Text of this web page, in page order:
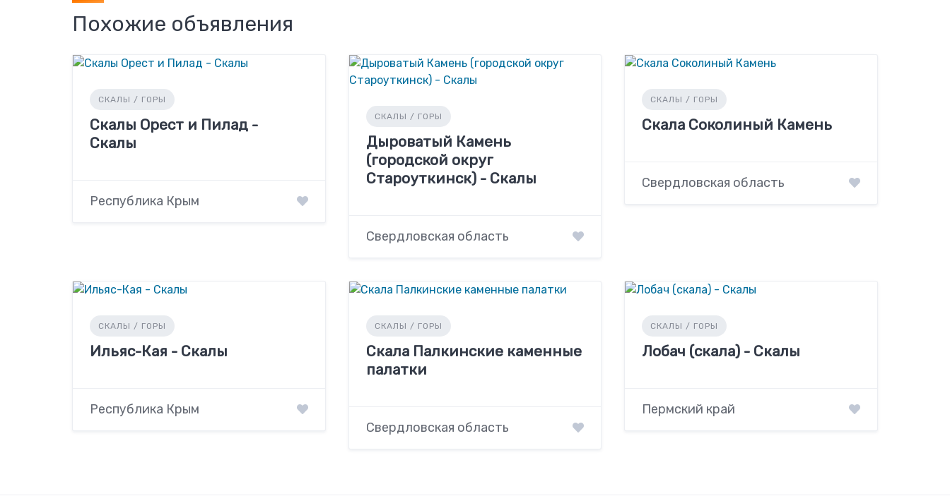
Похожие объявления
СКАЛЫ / ГОРЫ
Скалы Орест и Пилад -
Скалы
Республика Крым
СКАЛЫ / ГОРЫ
Дыроватый Камень
(городской округ
Староуткинск) - Скалы
Свердловская область
СКАЛЫ / ГОРЫ
Скала Соколиный Камень
Свердловская область
СКАЛЫ / ГОРЫ
Ильяс-Кая - Скалы
Республика Крым
СКАЛЫ / ГОРЫ
Скала Палкинские каменные
палатки
Свердловская область
СКАЛЫ / ГОРЫ
Лобач (скала) - Скалы
Пермский край